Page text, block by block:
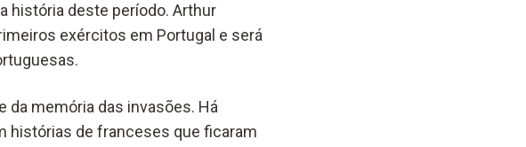
história deste período. Arthur
exércitos em Portugal e será
memória das invasões. Há
histórias de franceses que ficaram